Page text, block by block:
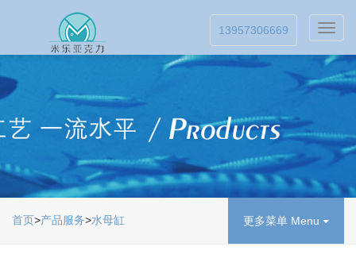
13957306669
更多菜单 Menu
首页>产品服务>水母缸